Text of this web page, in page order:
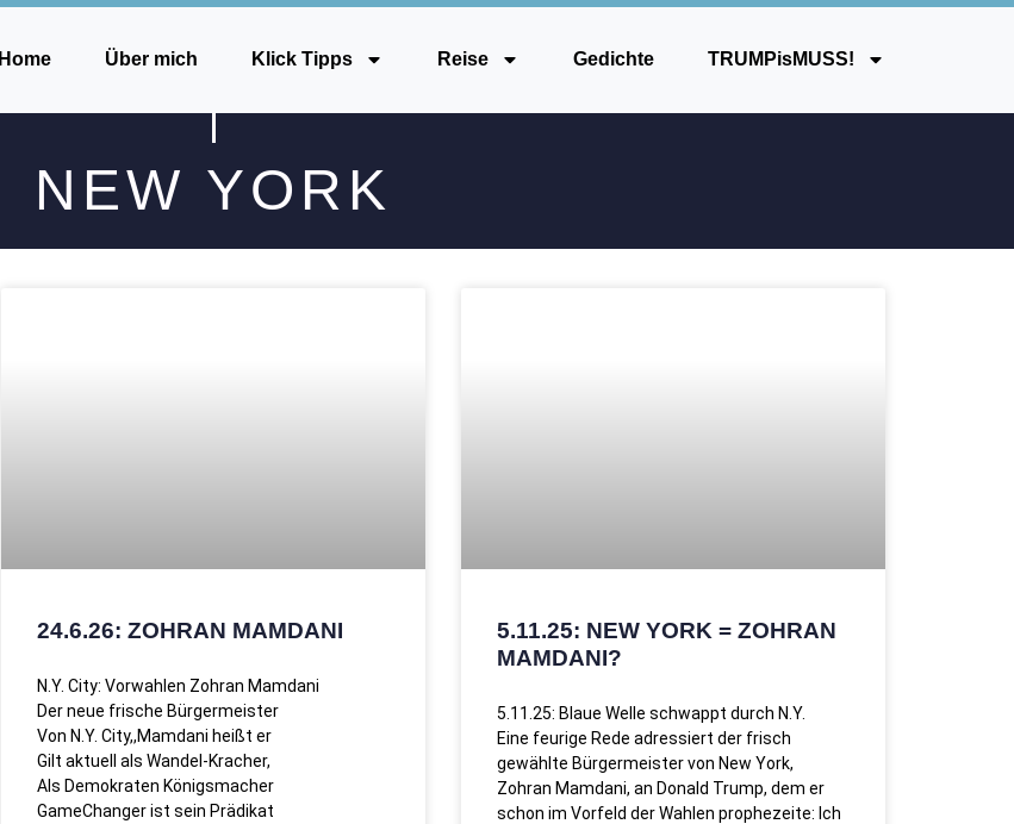
Home Über mich Klick Tipps Reise Gedichte TRUMPisMUSS!
NEW YORK
24.6.26: ZOHRAN MAMDANI
N.Y. City: Vorwahlen Zohran Mamdani
Der neue frische Bürgermeister
Von N.Y. City,,Mamdani heißt er
Gilt aktuell als Wandel-Kracher,
Als Demokraten Königsmacher
GameChanger ist sein Prädikat
5.11.25: NEW YORK = ZOHRAN
MAMDANI?
5.11.25: Blaue Welle schwappt durch N.Y.
Eine feurige Rede adressiert der frisch
gewählte Bürgermeister von New York,
Zohran Mamdani, an Donald Trump, dem er
schon im Vorfeld der Wahlen prophezeite: Ich